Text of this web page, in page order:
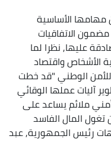
الأساسية
الاتفاقيات
عليها, نظرا لما
واقتصاد
الوطني "قد خطت
عملها الوقائي
ملائم يساعد على
المال الفاسد
رئيس الجمهورية, عبد